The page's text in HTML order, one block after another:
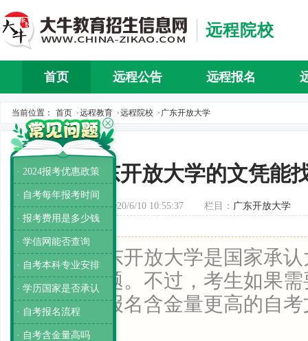
远程院校
首页 远程公告 远程报名
当前位置： 首页 > 远程教育 > 远程院校 > 广东开放大学
广东开放大学的文凭能
发布时间：2020/6/10 10:55:37 栏目： 广东开放大学
导读：广东开放大学是国家承
工作没问题。不过，考生如果
展，建议报名含金量更高的自
大。
· 2024报考优惠政策
· 自考每年报考时间
· 报考费用是多少钱
· 学信网能否查询
· 自考本科专业安排
· 学历国家是否承认
· 自考报名流程
· 自考含金量高吗